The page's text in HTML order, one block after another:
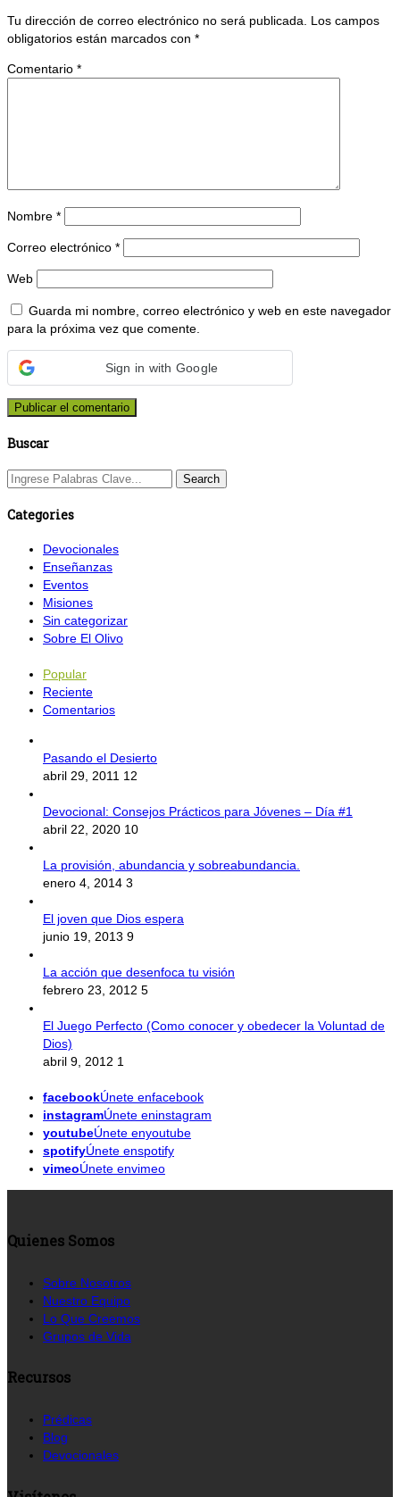
Tu dirección de correo electrónico no será publicada.
Los campos
obligatorios están marcados con *
Comentario *
Nombre *
Correo electrónico *
Web
Guarda mi nombre, correo electrónico y web en este navegador
para la próxima vez que comente.
Sign in with Google
Buscar
Categories
Devocionales
Enseñanzas
Eventos
Misiones
Sin categorizar
Sobre El Olivo
Popular
Reciente
Comentarios
Pasando el Desierto
abril 29, 2011 12
Devocional: Consejos Prácticos para Jóvenes – Día #1
abril 22, 2020 10
La provisión, abundancia y sobreabundancia.
enero 4, 2014 3
El joven que Dios espera
junio 19, 2013 9
La acción que desenfoca tu visión
febrero 23, 2012 5
El Juego Perfecto (Como conocer y obedecer la Voluntad de
Dios)
abril 9, 2012 1
facebookÚnete enfacebook
instagramÚnete eninstagram
youtubeÚnete enyoutube
spotifyÚnete enspotify
vimeoÚnete envimeo
Quienes Somos
Sobre Nosotros
Nuestro Equipo
Lo Que Creemos
Grupos de Vida
Recursos
Prédicas
Blog
Devocionales